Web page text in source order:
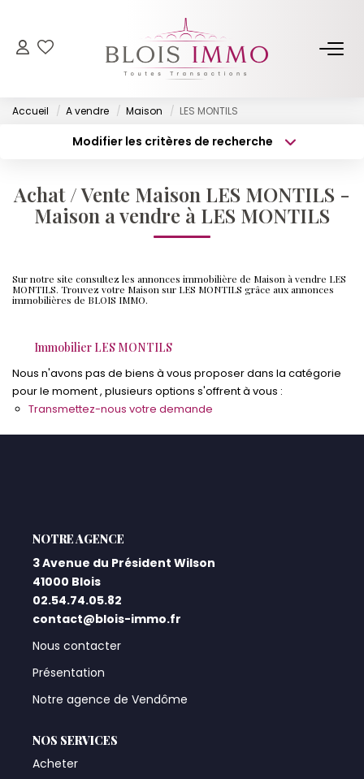
NOS BIENS
Acheter
Louer
Off Market
FAIRE GÉRER
NOTRE AGENCE
Qui Sommes-Nous ?
Accueil A vendre Maison LES MONTILS
Modifier les critères de recherche
Sélectionnez...
Type de bien
Surface min
Créer une alerte
Achat / Vente Maison LES MONTILS -
Maison a vendre à LES MONTILS
Sur notre site consultez les annonces immobilière de Maison à vendre LES
MONTILS. Trouvez votre Maison sur LES MONTILS grâce aux annonces
immobilières de BLOIS IMMO.
Immobilier LES MONTILS
Nous n'avons pas de biens à vous proposer dans la catégorie
pour le moment , plusieurs options s'offrent à vous :
Transmettez-nous votre demande
L'AGENCE
3 Avenue du Président Wilson
41000 Blois
02.54.74.05.82
contact@blois-immo.fr
Nous contacter
Présentation
Notre agence de Vendôme
NOS SERVICES
Acheter